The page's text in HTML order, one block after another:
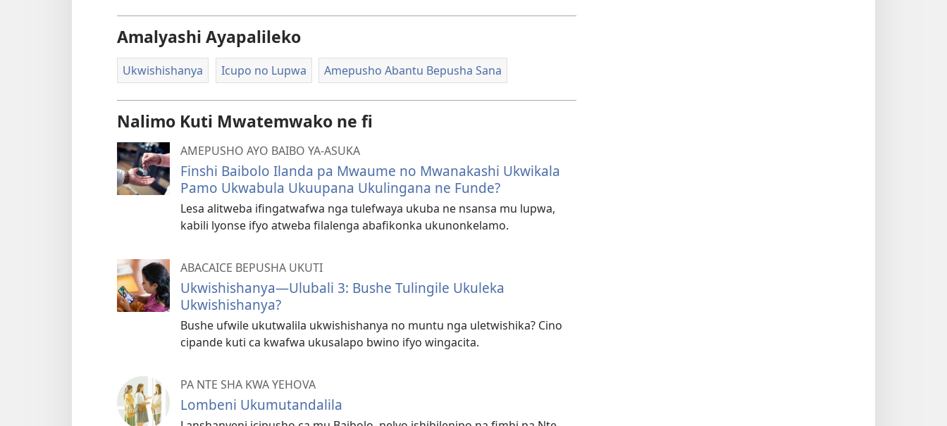
Amalyashi Ayapalileko
Ukwishishanya Icupo no Lupwa Amepusho Abantu Bepusha Sana
Nalimo Kuti Mwatemwako ne fi
AMEPUSHO AYO BAIBO YA-ASUKA
Finshi Baibolo Ilanda pa Mwaume no Mwanakashi Ukwikala
Pamo Ukwabula Ukuupana Ukulingana ne Funde?
Lesa alitweba ifingatwafwa nga tulefwaya ukuba ne nsansa mu lupwa,
kabili lyonse ifyo atweba filalenga abafikonka ukunonkelamo.
ABACAICE BEPUSHA UKUTI
Ukwishishanya—Ulubali 3: Bushe Tulingile Ukuleka
Ukwishishanya?
Bushe ufwile ukutwalila ukwishishanya no muntu nga uletwishika? Cino
cipande kuti ca kwafwa ukusalapo bwino ifyo wingacita.
PA NTE SHA KWA YEHOVA
Lombeni Ukumutandalila